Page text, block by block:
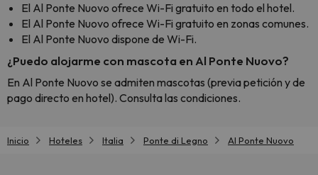
El Al Ponte Nuovo ofrece Wi-Fi gratuito en todo el hotel.
El Al Ponte Nuovo ofrece Wi-Fi gratuito en zonas comunes.
El Al Ponte Nuovo dispone de Wi-Fi.
¿Puedo alojarme con mascota en Al Ponte Nuovo?
En Al Ponte Nuovo se admiten mascotas (previa petición y de
pago directo en hotel). Consulta las condiciones.
Inicio Hoteles Italia Ponte di Legno Al Ponte Nuovo